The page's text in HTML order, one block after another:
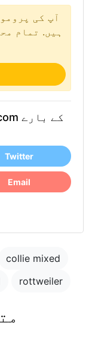
آپ کی
ہیں. تمام
Twitter
Email
collie mixed
rottweiler